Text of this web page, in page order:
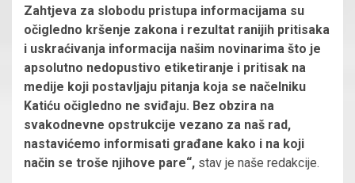
Zahtjeva za slobodu pristupa informacijama su
očigledno kršenje zakona i rezultat ranijih pritisaka
i uskraćivanja informacija našim novinarima što je
apsolutno nedopustivo etiketiranje i pritisak na
medije koji postavljaju pitanja koja se načelniku
Katiću očigledno ne sviđaju. Bez obzira na
svakodnevne opstrukcije vezano za naš rad,
nastavićemo informisati građane kako i na koji
način se troše njihove pare“, stav je naše redakcije.